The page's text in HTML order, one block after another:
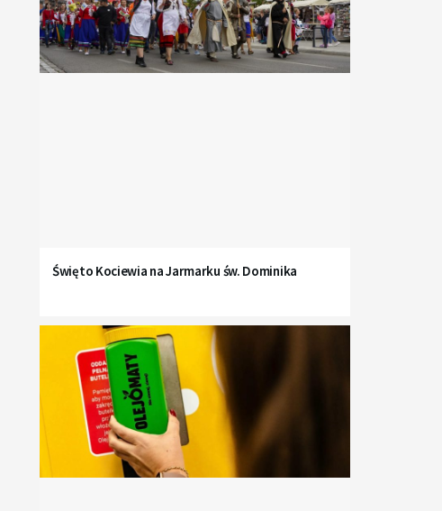
Święto Kociewia na Jarmarku św. Dominika